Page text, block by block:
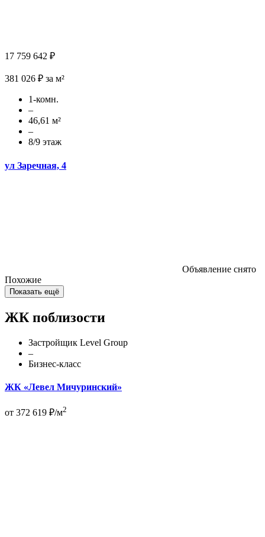
17 759 642 ₽
381 026 ₽ за м²
1-комн.
–
46,61 м²
–
8/9 этаж
ул Заречная, 4
Объявление снято
Похожие
Показать ещё
ЖК поблизости
Застройщик Level Group
–
Бизнес-класс
ЖК «Левел Мичуринский»
от 372 619 ₽/м2